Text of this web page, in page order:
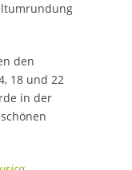
den
18 und 22
in der